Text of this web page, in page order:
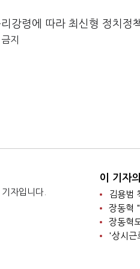
강령에 따라 최신형 정치정
지
자입니다.
이 기자
김용범
장동혁
장동혁